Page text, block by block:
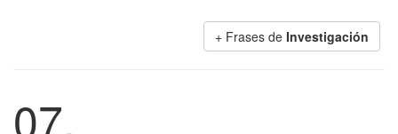
+ Frases de Investigación
07.